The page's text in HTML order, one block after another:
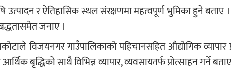
र ऐतिहासिक स्थल संरक्षणमा महत्वपूर्ण भुमिका हुने
जनाए ।
विजयनगर गाउँपालिकाको पहिचानसहित औद्योगिक व्यापार
बृद्धिको साथै विभिन्न व्यापार, व्यवसायतर्फ प्रोत्साहन गर्ने